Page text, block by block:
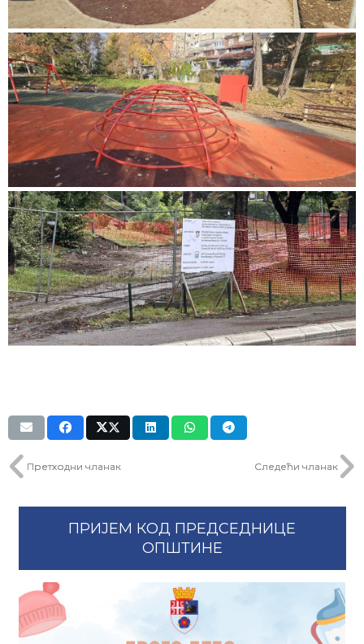
Претходни чланак Следећи чланак
ПРИЈЕМ КОД ПРЕДСЕДНИЦЕ
ОПШТИНЕ